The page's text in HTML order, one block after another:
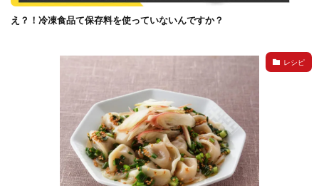
え？！冷凍食品て保存料を使っていないんですか？
レシピ